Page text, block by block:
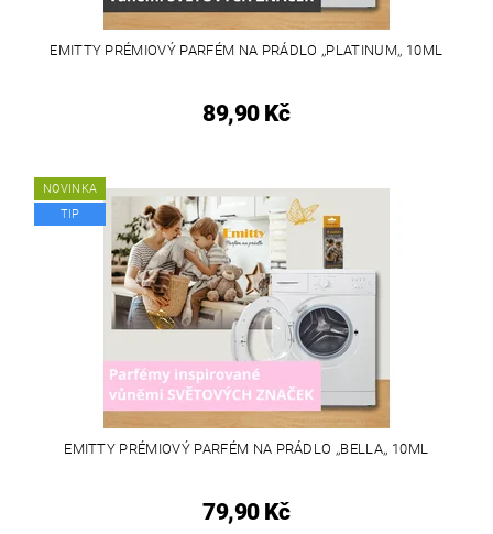
EMITTY PRÉMIOVÝ PARFÉM NA PRÁDLO ,,PLATINUM,, 10ML
89,90 Kč
NOVINKA
TIP
EMITTY PRÉMIOVÝ PARFÉM NA PRÁDLO ,,BELLA,, 10ML
79,90 Kč